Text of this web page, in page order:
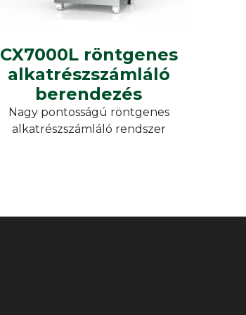
CX7000L röntgenes
alkatrészszámláló
berendezés
Nagy pontosságú röntgenes
alkatrészszámláló rendszer